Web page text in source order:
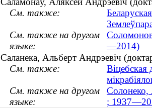
См. также:
См. также на другом
языке:
—2014)
Саланека, Альберт Андрэевіч
См. также:
См. также на другом
языке:
Солонеко,
;